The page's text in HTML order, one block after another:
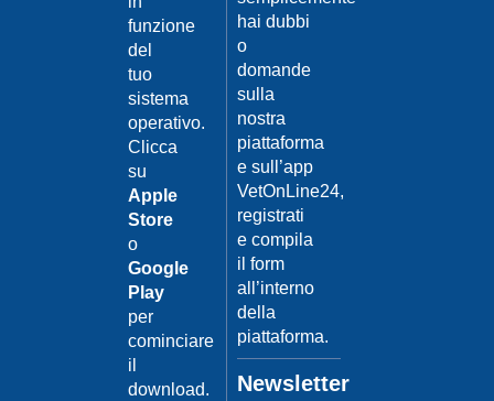
funzione
del
tuo
sistema
operativo.
Clicca
su
Apple
Store
o
Google
Play
per
cominciare
il
download.
hai dubbi
o
domande
sulla
nostra
piattaforma
e sull’app
VetOnLine24,
registrati
e compila
il form
all’interno
della
piattaforma.
Newsletter